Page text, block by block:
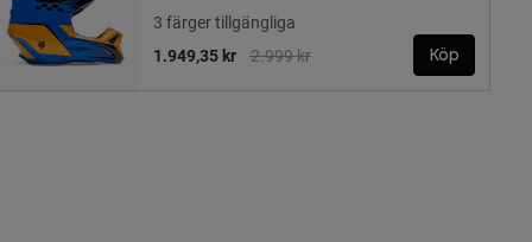
3 färger tillgängliga
Price reduced from
2.999 krto
1.949,35 kr Köp